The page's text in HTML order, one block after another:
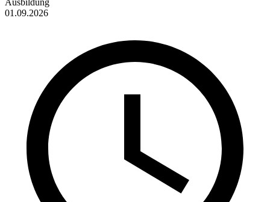
Ausbildung
01.09.2026